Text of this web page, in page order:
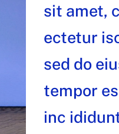
sit amet,
ectetur
sed do
tempor
inc